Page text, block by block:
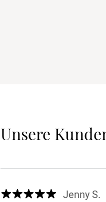
Unsere
Jenny S.